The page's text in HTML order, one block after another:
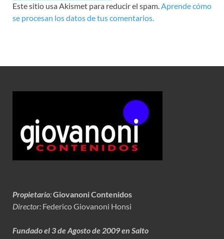
Este sitio usa Akismet para reducir el spam.Aprende cómo
se procesan los datos de tus comentarios.
Propietario:Giovanoni Contenidos
Director: Federico Giovanoni Honsi
Fundado el 3 de Agosto de 2009 en Salto